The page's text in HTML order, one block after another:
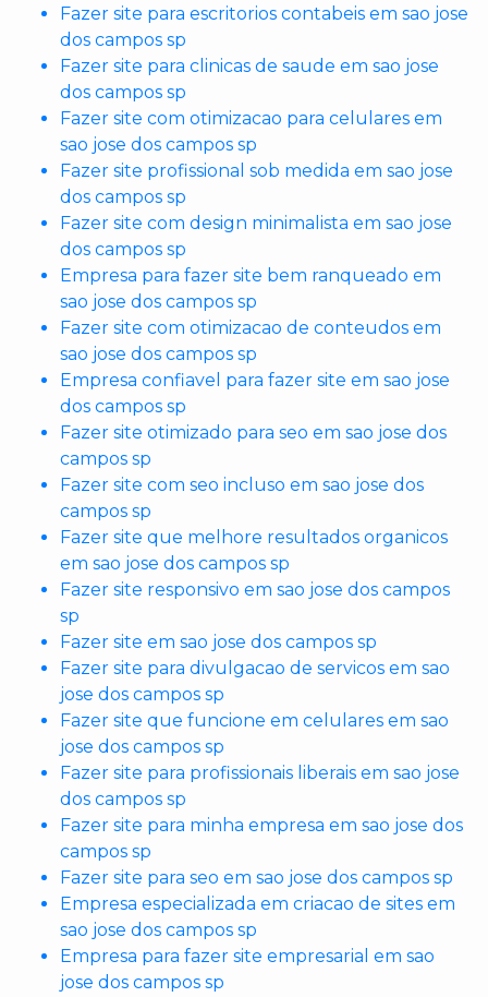
Fazer site para escritorios contabeis em sao jose
dos campos sp
Fazer site para clinicas de saude em sao jose
dos campos sp
Fazer site com otimizacao para celulares em
sao jose dos campos sp
Fazer site profissional sob medida em sao jose
dos campos sp
Fazer site com design minimalista em sao jose
dos campos sp
Empresa para fazer site bem ranqueado em
sao jose dos campos sp
Fazer site com otimizacao de conteudos em
sao jose dos campos sp
Empresa confiavel para fazer site em sao jose
dos campos sp
Fazer site otimizado para seo em sao jose dos
campos sp
Fazer site com seo incluso em sao jose dos
campos sp
Fazer site que melhore resultados organicos
em sao jose dos campos sp
Fazer site responsivo em sao jose dos campos
sp
Fazer site em sao jose dos campos sp
Fazer site para divulgacao de servicos em sao
jose dos campos sp
Fazer site que funcione em celulares em sao
jose dos campos sp
Fazer site para profissionais liberais em sao jose
dos campos sp
Fazer site para minha empresa em sao jose dos
campos sp
Fazer site para seo em sao jose dos campos sp
Empresa especializada em criacao de sites em
sao jose dos campos sp
Empresa para fazer site empresarial em sao
jose dos campos sp